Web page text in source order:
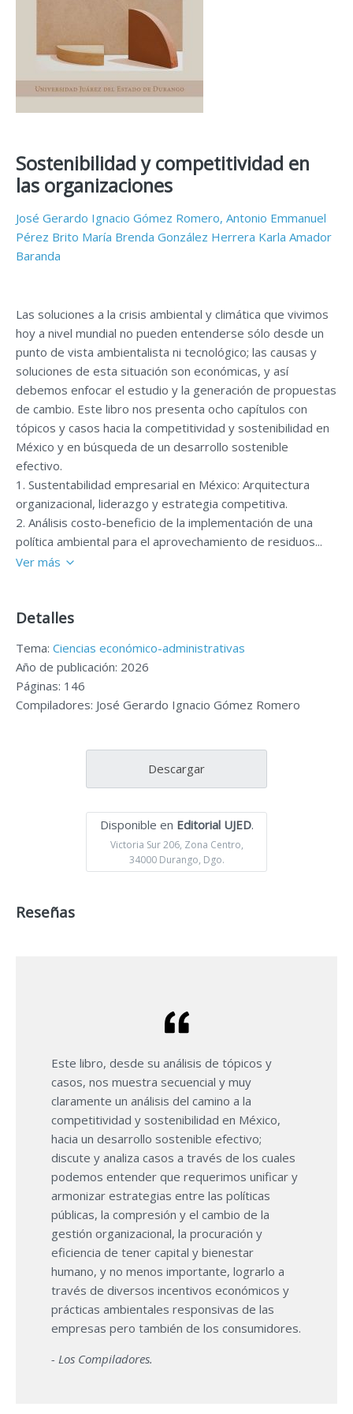
Sostenibilidad y competitividad en
las organizaciones
José Gerardo Ignacio Gómez Romero, Antonio Emmanuel
Pérez Brito María Brenda González Herrera Karla Amador
Baranda
Las soluciones a la crisis ambiental y climática que vivimos
hoy a nivel mundial no pueden entenderse sólo desde un
punto de vista ambientalista ni tecnológico; las causas y
soluciones de esta situación son económicas, y así
debemos enfocar el estudio y la generación de propuestas
de cambio. Este libro nos presenta ocho capítulos con
tópicos y casos hacia la competitividad y sostenibilidad en
México y en búsqueda de un desarrollo sostenible
efectivo.
1. Sustentabilidad empresarial en México: Arquitectura
organizacional, liderazgo y estrategia competitiva.
2. Análisis costo-beneficio de la implementación de una
política ambiental para el aprovechamiento de residuos...
Ver más
Detalles
Tema: Ciencias económico-administrativas
Año de publicación: 2026
Páginas: 146
Compiladores: José Gerardo Ignacio Gómez Romero
Descargar
Disponible en Editorial UJED.
Victoria Sur 206, Zona Centro,
34000 Durango, Dgo.
Reseñas
Este libro, desde su análisis de tópicos y
casos, nos muestra secuencial y muy
claramente un análisis del camino a la
competitividad y sostenibilidad en México,
hacia un desarrollo sostenible efectivo;
discute y analiza casos a través de los cuales
podemos entender que requerimos unificar y
armonizar estrategias entre las políticas
públicas, la compresión y el cambio de la
gestión organizacional, la procuración y
eficiencia de tener capital y bienestar
humano, y no menos importante, lograrlo a
través de diversos incentivos económicos y
prácticas ambientales responsivas de las
empresas pero también de los consumidores.
- Los Compiladores.